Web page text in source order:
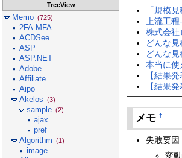
「規模
上流工
株式会社
どんな
どんな
本当に
【結果
【結果
メモ †
失敗要因
変
TreeView
Memo (725)
2FA-MFA
ACDSee
ASP
ASP.NET
Adobe
Affiliate
Aipo
Akelos (3)
sample (2)
ajax
pref
Algorithm (1)
image